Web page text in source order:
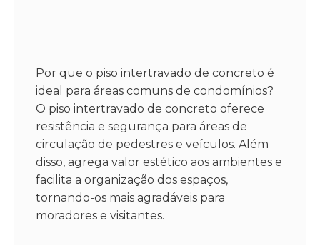
Por que o piso intertravado de concreto é
ideal para áreas comuns de condomínios?
O piso intertravado de concreto oferece
resistência e segurança para áreas de
circulação de pedestres e veículos. Além
disso, agrega valor estético aos ambientes e
facilita a organização dos espaços,
tornando-os mais agradáveis para
moradores e visitantes.